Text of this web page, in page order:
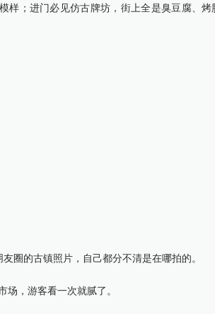
；进门必见仿古牌坊，街上全是臭豆腐、烤
圈的古镇照片，自己都分不清是在哪拍的。
，游客看一次就腻了。